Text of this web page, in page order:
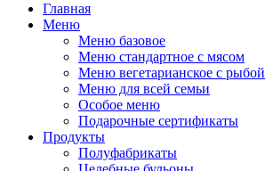
Главная
Меню
Меню базовое
Меню стандартное с мясом
Меню вегетарианское с рыбой
Меню для всей семьи
Особое меню
Подарочные сертификаты
Продукты
Полуфабрикаты